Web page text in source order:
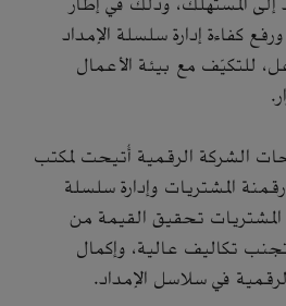
كفاءة إدارة سلسلة الإمداد
للتكيّف مع بيئة الأعمال
الشركة الرقمية أُتيحت لمكتب
المشتريات وإدارة سلسلة
المشتريات تحقيق القيمة من
تكاليف عالية، وإكمال
في سلاسل الإمداد.